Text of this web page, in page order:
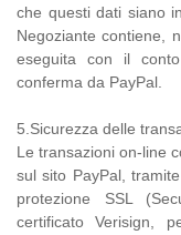
che questi dati siano
Negoziante contiene,
eseguita con il
conferma da PayPal.
5.Sicurezza delle
Le transazioni on-line
sul sito PayPal,
protezione SSL
certificato Verisign,